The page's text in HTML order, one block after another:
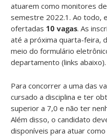
atuarem como monitores
semestre 2022.1. Ao todo,
ofertadas 10 vagas. As
até a próxima quarta-feira,
meio do formulário
departamento (links abaixo).
Para concorrer a uma das
cursado a disciplina e ter
superior a 7,0 e não ter
Além disso, o candidato
disponíveis para atuar